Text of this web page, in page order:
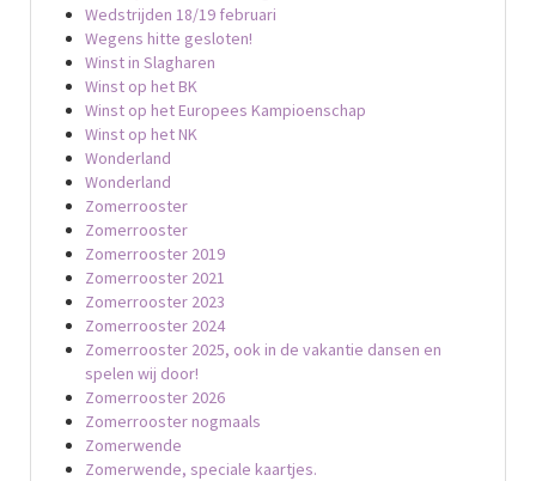
Wedstrijden 18/19 februari
Wegens hitte gesloten!
Winst in Slagharen
Winst op het BK
Winst op het Europees Kampioenschap
Winst op het NK
Wonderland
Wonderland
Zomerrooster
Zomerrooster
Zomerrooster 2019
Zomerrooster 2021
Zomerrooster 2023
Zomerrooster 2024
Zomerrooster 2025, ook in de vakantie dansen en
spelen wij door!
Zomerrooster 2026
Zomerrooster nogmaals
Zomerwende
Zomerwende, speciale kaartjes.